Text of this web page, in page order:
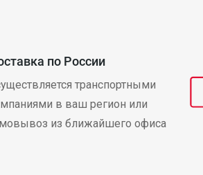
по России
транспортными
в ваш регион или
из ближайшего офиса